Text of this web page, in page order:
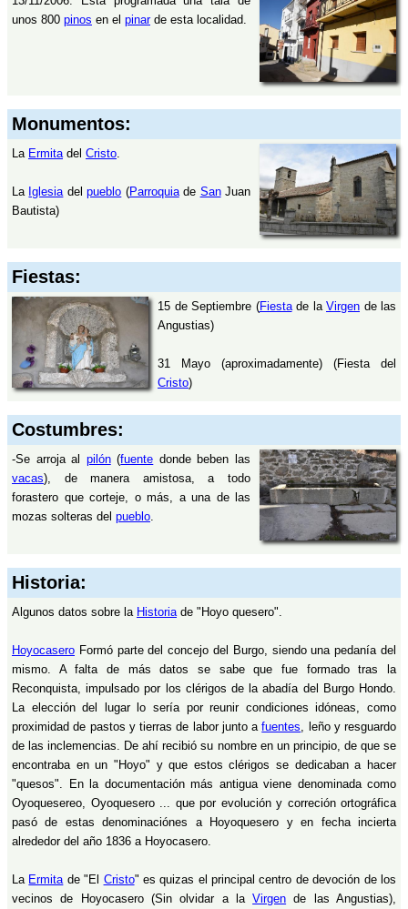
unos 800 pinos en el pinarde esta localidad.
Monumentos:
La Ermita del Cristo
La Iglesia delpueblo (Parroquiade SanJuan
Bautista)
Fiestas:
15 de Septiembre (Fiestade la Virgen de las
Angustias)
31 Mayo (aproximadamente) (Fiesta del
Cristo)
Costumbres:
-Se arroja al pilón(fuente donde beben las
vacas), de manera amistosa, a todo
forastero que corteje, o más, a una de las
mozas solteras del pueblo
Historia:
Algunos datos sobre la Historia de "Hoyo quesero".
Hoyocasero Formó parte del concejo del Burgo, siendo una pedanía del
mismo. A falta de más datos se sabe que fue formado tras la
Reconquista, impulsado por los clérigos de la abadía del Burgo Hondo.
La elección del lugar lo sería por reunir condiciones idóneas, como
proximidad de pastos y tierras de labor junto afuentes , leño y resguardo
de las inclemencias. De ahí recibió su nombre en un principio, de que se
encontraba en un "Hoyo" y que estos clérigos se dedicaban a hacer
"quesos". En la documentación más antigua viene denominada como
Oyoquesereo, Oyoquesero ... que por evolución y correción ortográfica
pasó de estas denominaciónes a Hoyoquesero y en fecha incierta
alrededor del año 1836 a Hoyocasero.
La Ermita de "El Cristo" es quizas el principal centro de devoción de los
vecinos de Hoyocasero (Sin olvidar a laVirgen de las Angustias),